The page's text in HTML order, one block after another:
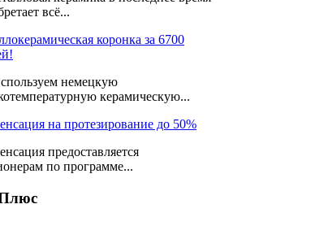
всё...
коронка за 6700
немецкую
керамическую...
на протезирование до 50%
предоставляется
по программе...